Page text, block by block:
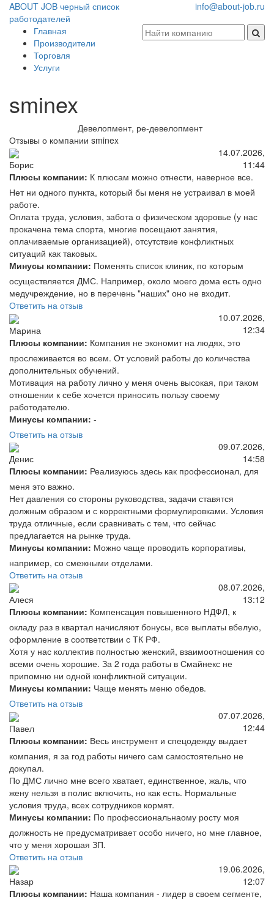
ABOUT JOB черный список
работодателей
info@about-job.ru
Главная
Производители
Торговля
Услуги
sminex
Девелопмент, ре-девелопмент
Отзывы о компании sminex
Борис
14.07.2026,
11:44
Плюсы компании: К плюсам можно отнести, наверное все.
Нет ни одного пункта, который бы меня не устраивал в моей
работе.
Оплата труда, условия, забота о физическом здоровье (у нас
прокачена тема спорта, многие посещают занятия,
оплачиваемые организацией), отсутствие конфликтных
ситуаций как таковых.
Минусы компании: Поменять список клиник, по которым
осуществляется ДМС. Например, около моего дома есть одно
медучреждение, но в перечень "наших" оно не входит.
Ответить на отзыв
Марина
10.07.2026,
12:34
Плюсы компании: Компания не экономит на людях, это
прослеживается во всем. От условий работы до количества
дополнительных обучений.
Мотивация на работу лично у меня очень высокая, при таком
отношении к себе хочется приносить пользу своему
работодателю.
Минусы компании: -
Ответить на отзыв
Денис
09.07.2026,
14:58
Плюсы компании: Реализуюсь здесь как профессионал, для
меня это важно.
Нет давления со стороны руководства, задачи ставятся
должным образом и с корректными формулировками. Условия
труда отличные, если сравнивать с тем, что сейчас
предлагается на рынке труда.
Минусы компании: Можно чаще проводить корпоративы,
например, со смежными отделами.
Ответить на отзыв
Алеся
08.07.2026,
13:12
Плюсы компании: Компенсация повышенного НДФЛ, к
окладу раз в квартал начисляют бонусы, все выплаты вбелую,
оформление в соответствии с ТК РФ.
Хотя у нас коллектив полностью женский, взаимоотношения со
всеми очень хорошие. За 2 года работы в Смайнекс не
припомню ни одной конфликтной ситуации.
Минусы компании: Чаще менять меню обедов.
Ответить на отзыв
Павел
07.07.2026,
12:44
Плюсы компании: Весь инструмент и спецодежду выдает
компания, я за год работы ничего сам самостоятельно не
докупал.
По ДМС лично мне всего хватает, единственное, жаль, что
жену нельзя в полис включить, но как есть. Нормальные
условия труда, всех сотрудников кормят.
Минусы компании: По профессиональнаому росту моя
должность не предусматривает особо ничего, но мне главное,
что у меня хорошая ЗП.
Ответить на отзыв
Назар
19.06.2026,
12:07
Плюсы компании: Наша компания - лидер в своем сегменте,